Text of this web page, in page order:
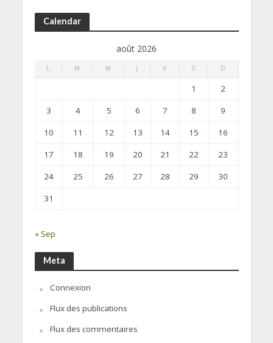
Calendar
août 2026
L M M J V S D
1
2
3
4 5 6 7 8
9
10
11 12 13 14 15
16
17
18 19 20 21 22
23
24
25 26 27 28 29
30
31
« Sep
Meta
Connexion
Flux des publications
Flux des commentaires